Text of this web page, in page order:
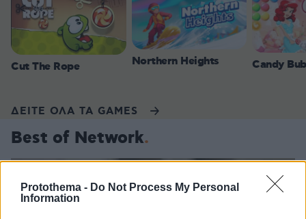
Protothema - Do Not Process My Personal
Information
Cut The Rope Northern Heights Candy
ΔΕΙΤΕ ΟΛΑ ΤΑ GAMES
Best of Network